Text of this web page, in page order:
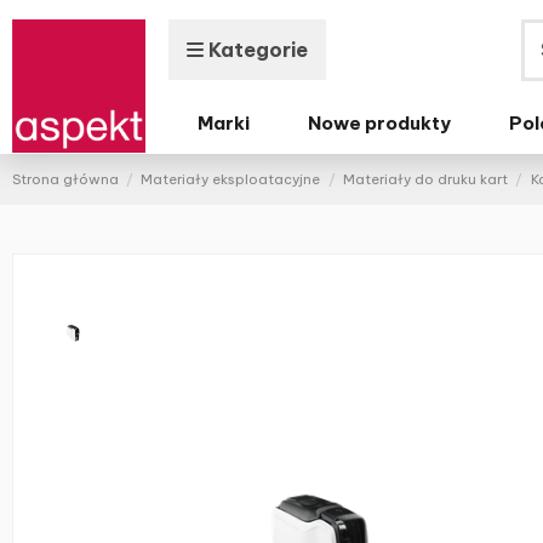
Kategorie
Marki Nowe produkty
Strona główna Materiały eksploatacyjne Materiały do druku kart